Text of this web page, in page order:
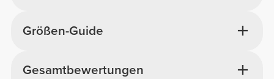
Gesamtbewertungen
Größen-Guide